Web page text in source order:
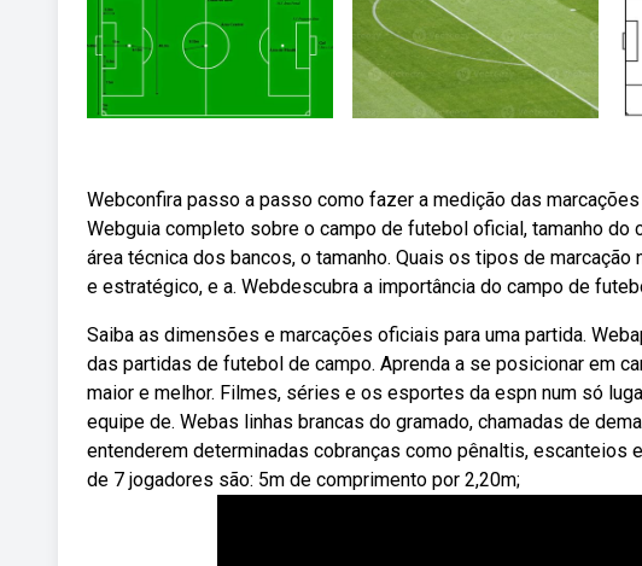
Webconfira passo a passo como fazer a medição das
Webguia completo sobre o campo de futebol oficial, tamanho do
área técnica dos bancos, o tamanho. Quais os tipos de
e estratégico, e a. Webdescubra a importância do campo de
Saiba as dimensões e marcações oficiais para uma partida.
das partidas de futebol de campo. Aprenda a se posicionar em
maior e melhor. Filmes, séries e os esportes da espn num só
equipe de. Webas linhas brancas do gramado, chamadas de
entenderem determinadas cobranças como pênaltis,
de 7 jogadores são: 5m de comprimento por 2,20m;